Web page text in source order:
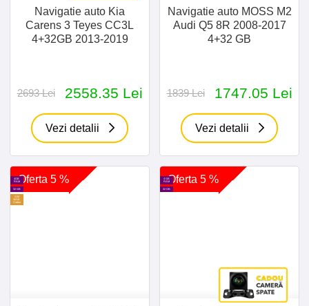
Navigatie auto Kia
Carens 3 Teyes CC3L
4+32GB 2013-2019
2693 Lei 2558.35 Lei
Vezi detalii
Navigatie auto MOSS M2
Audi Q5 8R 2008-2017
4+32 GB
1839 Lei 1747.05 Lei
Vezi detalii
Oferta 5 %
4GB
RAM
32 GB
SIM
30GB
Cadou
Oferta 5 %
4 GB
RAM
32 GB